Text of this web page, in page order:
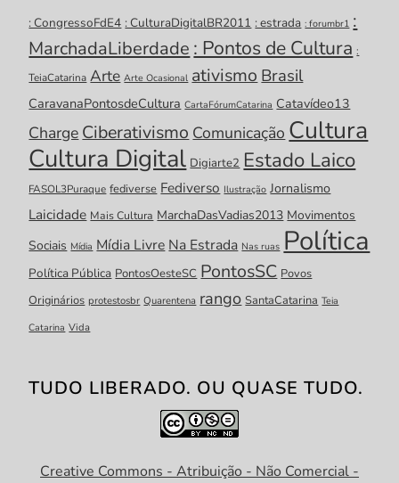
: CongressoFdE4 : CulturaDigitalBR2011 : estrada : forumbr1 :
MarchadaLiberdade : Pontos de Cultura :
TeiaCatarina Arte Arte Ocasional ativismo Brasil
CaravanaPontosdeCultura CartaFórumCatarina Catavídeo13
Charge Ciberativismo Comunicação Cultura
Cultura Digital Digiarte2 Estado Laico
FASOL3Puraque fediverse Fediverso Ilustração Jornalismo
Laicidade Mais Cultura MarchaDasVadias2013 Movimentos
Sociais Mídia Mídia Livre Na Estrada Nas ruas Política
Política Pública PontosOesteSC PontosSC Povos
Originários protestosbr Quarentena rango SantaCatarina Teia
Catarina Vida
TUDO LIBERADO. OU QUASE TUDO.
Creative Commons - Atribuição - Não Comercial -